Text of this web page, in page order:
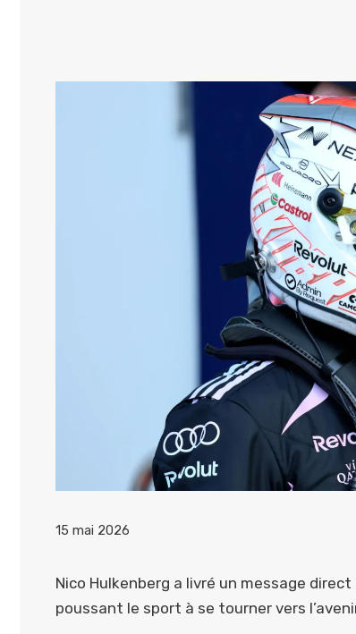
15 mai 2026
Nico Hulkenberg a livré un message
poussant le sport à se tourner vers